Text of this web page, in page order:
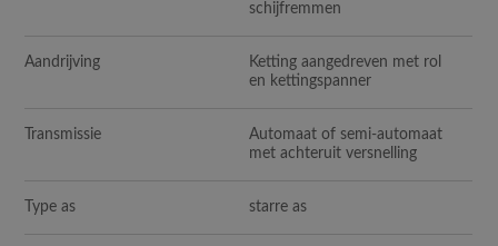
schijfremmen
Aandrijving
Ketting aangedreven met rol
en kettingspanner
Transmissie
Automaat of semi-automaat
met achteruit versnelling
Type as starre as